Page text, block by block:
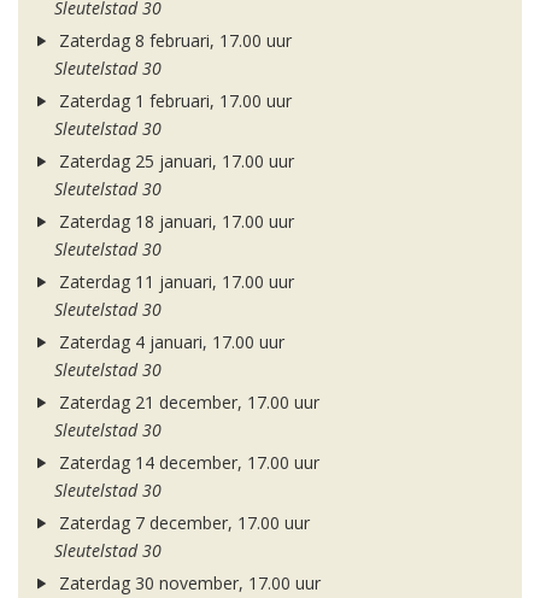
Sleutelstad 30
Zaterdag 8 februari, 17.00 uur
Sleutelstad 30
Zaterdag 1 februari, 17.00 uur
Sleutelstad 30
Zaterdag 25 januari, 17.00 uur
Sleutelstad 30
Zaterdag 18 januari, 17.00 uur
Sleutelstad 30
Zaterdag 11 januari, 17.00 uur
Sleutelstad 30
Zaterdag 4 januari, 17.00 uur
Sleutelstad 30
Zaterdag 21 december, 17.00 uur
Sleutelstad 30
Zaterdag 14 december, 17.00 uur
Sleutelstad 30
Zaterdag 7 december, 17.00 uur
Sleutelstad 30
Zaterdag 30 november, 17.00 uur